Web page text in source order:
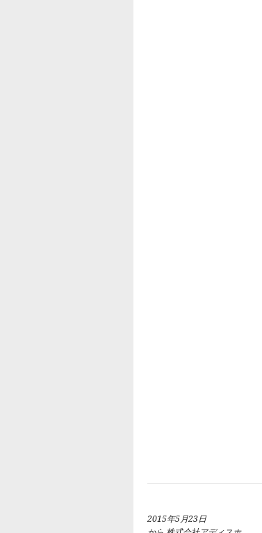
2015年5月23日